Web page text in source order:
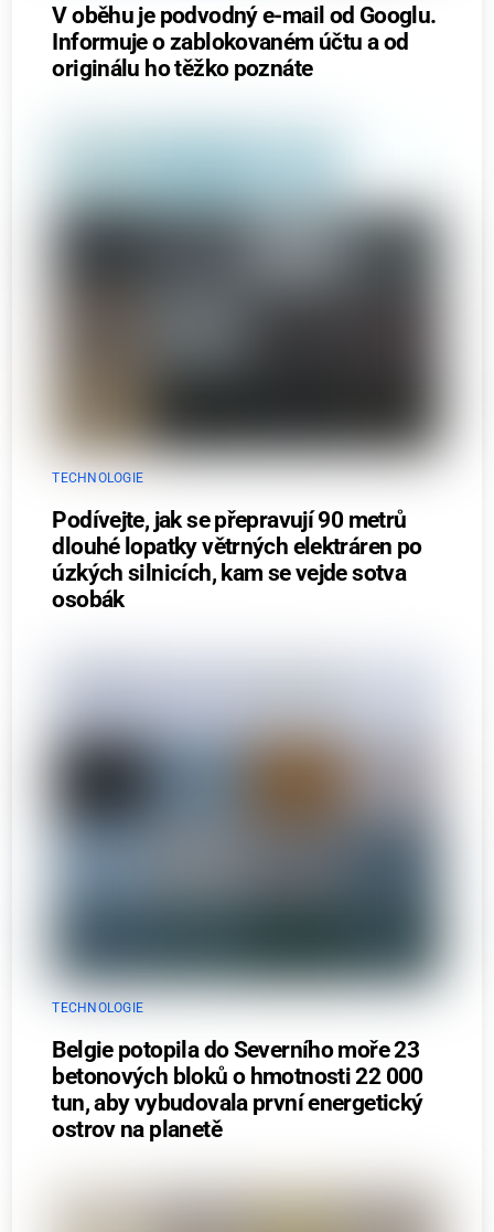
V oběhu je podvodný e-mail od Googlu.
Informuje o zablokovaném účtu a od
originálu ho těžko poznáte
TECHNOLOGIE
Podívejte, jak se přepravují 90 metrů
dlouhé lopatky větrných elektráren po
úzkých silnicích, kam se vejde sotva
osobák
TECHNOLOGIE
Belgie potopila do Severního moře 23
betonových bloků o hmotnosti 22 000
tun, aby vybudovala první energetický
ostrov na planetě